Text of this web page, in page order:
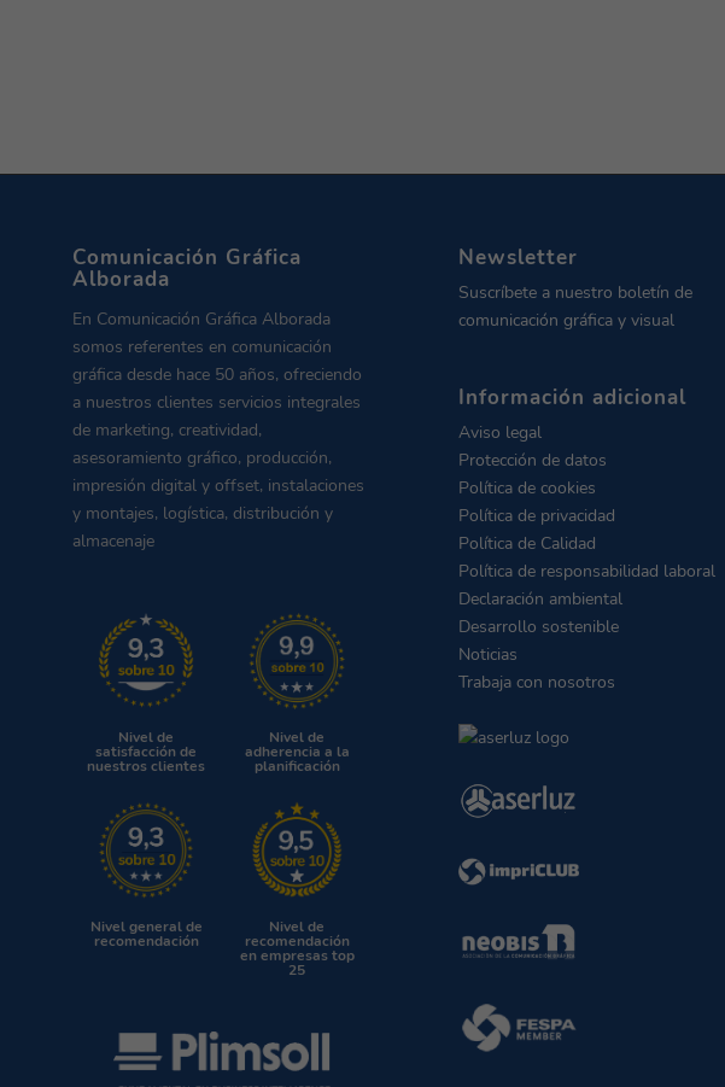
Comunicación Gráfica
Alborada
En Comunicación Gráfica Alborada
somos referentes en comunicación
gráfica desde hace 50 años, ofreciendo
a nuestros clientes servicios integrales
de marketing, creatividad,
asesoramiento gráfico, producción,
impresión digital y offset, instalaciones
y montajes, logística, distribución y
almacenaje
Nivel de
satisfacción de
nuestros clientes
Nivel de
adherencia a la
planificación
Nivel general de
recomendación
Nivel de
recomendación
en empresas top
25
Newsletter
Suscríbete a nuestro boletín de
comunicación gráfica y visual
Información adicional
Aviso legal
Protección de datos
Política de cookies
Política de privacidad
Política de Calidad
Política de responsabilidad laboral
Declaración ambiental
Desarrollo sostenible
Noticias
Trabaja con nosotros